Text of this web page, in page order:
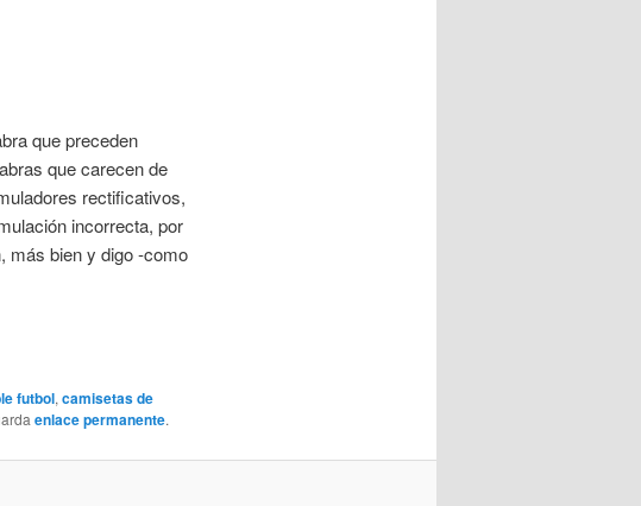
que preceden
que carecen de
rectificativos,
incorrecta, por
más bien y digo -como
futbol,camisetas de
enlace permanente.